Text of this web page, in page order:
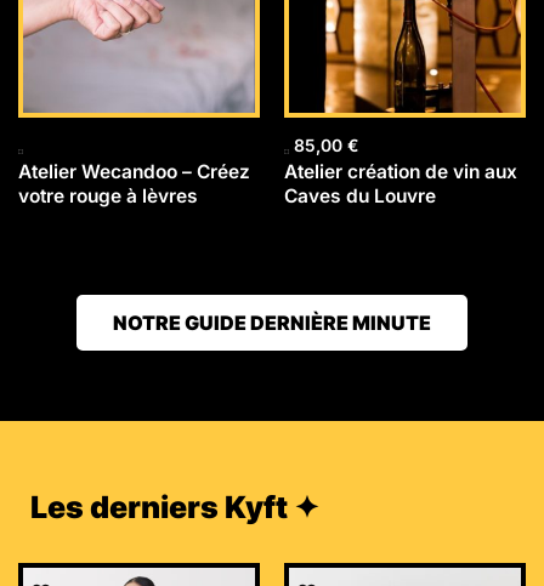
Atelier Wecandoo – Créez
votre rouge à lèvres
85,00 €
Atelier création de vin aux
Caves du Louvre
NOTRE GUIDE DERNIÈRE MINUTE
Les derniers Kyft ✦